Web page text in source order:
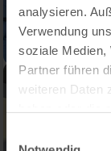
analysieren.
Verwendung
soziale Medien,
Partner führen
weiteren Daten